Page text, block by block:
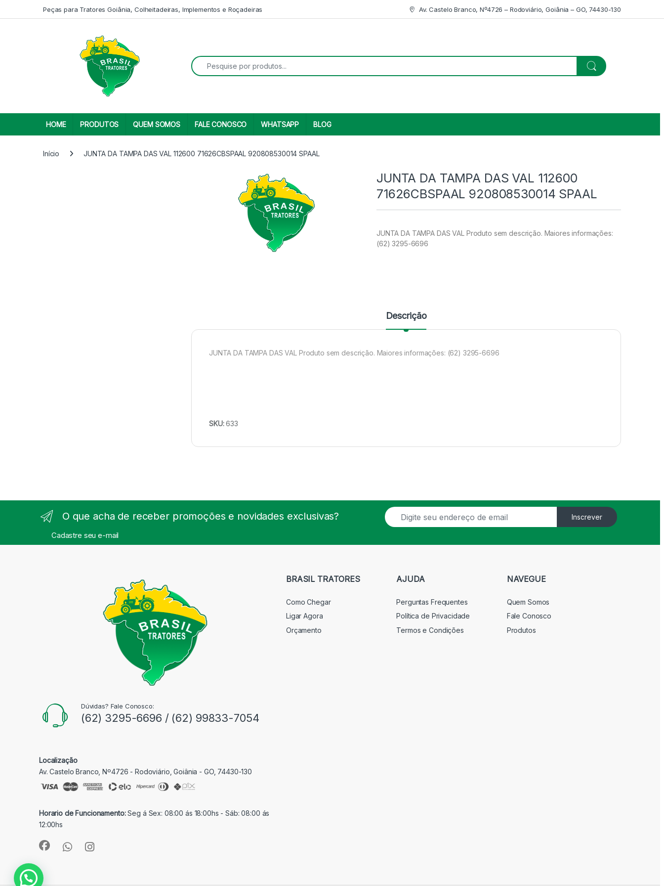
Peças para Tratores Goiânia, Colheitadeiras, Implementos e Roçadeiras Av. Castelo Branco, Nº4726 – Rodoviário, Goiânia – GO, 74430-130
Search for:
HOME PRODUTOS QUEM SOMOS FALE CONOSCO WHATSAPP BLOG
Início JUNTA DA TAMPA DAS VAL 112600 71626CBSPAAL 920808530014 SPAAL
JUNTA DA TAMPA DAS VAL 112600
71626CBSPAAL 920808530014 SPAAL
JUNTA DA TAMPA DAS VAL Produto sem descrição. Maiores informações:
(62) 3295-6696
Descrição
JUNTA DA TAMPA DAS VAL Produto sem descrição. Maiores informações: (62) 3295-6696
SKU:633
O que acha de receber promoções e novidades exclusivas?
Cadastre seu e-mail
E
m
Inscrever
Dúvidas? Fale Conosco:
(62) 3295-6696 / (62) 99833-7054
Localização
Av. Castelo Branco, Nº4726 - Rodoviário, Goiânia - GO, 74430-130
Horario de Funcionamento:Seg á Sex: 08:00 ás 18:00hs - Sáb: 08:00 ás
12:00hs
BRASIL TRATORES
Como Chegar
Ligar Agora
Orçamento
AJUDA
Perguntas Frequentes
Política de Privacidade
Termos e Condições
NAVEGUE
Quem Somos
Fale Conosco
Produtos